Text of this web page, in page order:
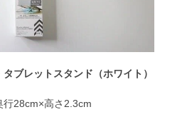
ブレットスタンド（ホワイト）
28cm×高さ2.3cm